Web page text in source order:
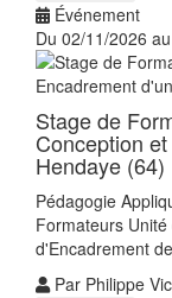
Événement
Du 02/11/2026
Stage de
Conception
Hendaye (64)
Pédagogie
Formateurs
d'Encadrement
Par Philippe